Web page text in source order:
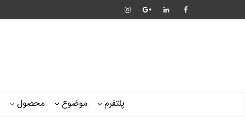
پلتفرم موضوع محصول